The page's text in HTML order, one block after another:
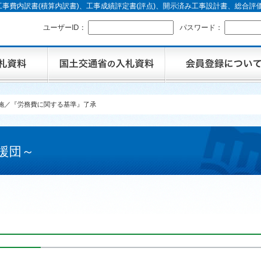
費内訳書(積算内訳書)、工事成績評定書(評点)、開示済み工事設計書、総合評
ユーザーID：
パスワード：
／『労務費に関する基準』了承
団～